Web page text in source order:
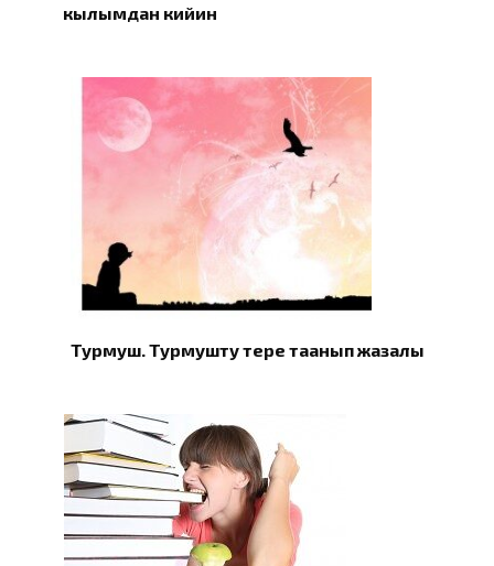
кылымдан кийин
Турмуш. Турмушту терең таанып жазалы